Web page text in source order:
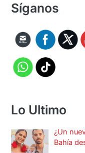
Síganos
Lo Ultimo
¿Un
Bahía